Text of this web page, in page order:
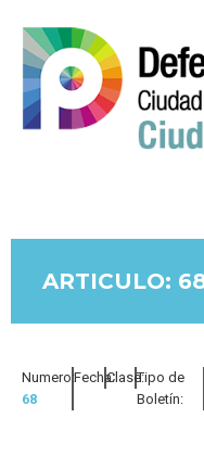
ARTICULO:
Numero:
68
Fecha:Clase:Tipo de
Boletín: